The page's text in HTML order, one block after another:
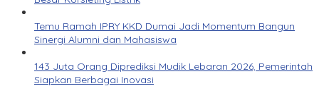
Temu Ramah IPRY KKD Dumai Jadi Momentum Bangun
Sinergi Alumni dan Mahasiswa
143 Juta Orang Diprediksi Mudik Lebaran 2026, Pemerintah
Siapkan Berbagai Inovasi